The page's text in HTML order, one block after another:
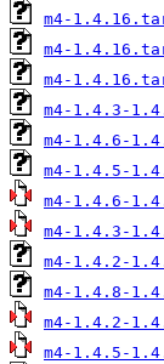
m4-
m4-
m4-
m4-1.4.3-
m4-1.4.6-
m4-1.4.5-
m4-1.4.6-
m4-1.4.3-
m4-1.4.2-
m4-1.4.8-
m4-1.4.2-
m4-1.4.5-